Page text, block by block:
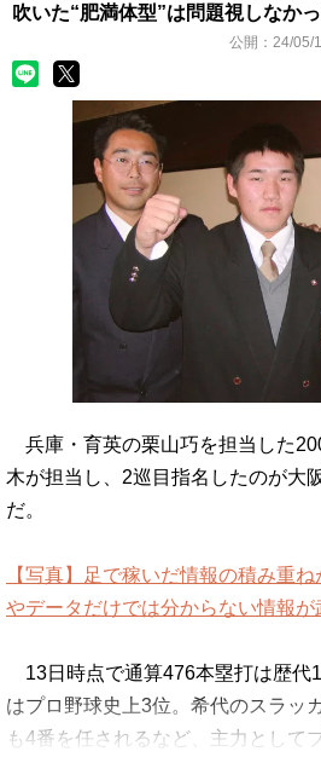
吹いた“肥満体型”は問題視しなか
公開： 24/05/
兵庫・育英の栗山巧を担当した
木が担当し、2巡目指名したのが大
だ。
【写真】足で稼いだ情報の積み重
やデータだけでは分からない情報が
13日時点で通算476本塁打は歴代
はプロ野球史上3位。希代のスラッ
も4番を任されるなど、主力として